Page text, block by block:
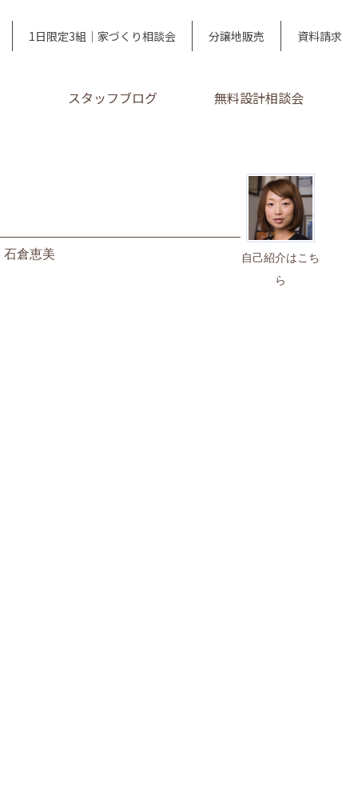
1日限定3組｜家づくり相談会 分譲地販売 資料請求
スタッフブログ 無料設計相談会
自己紹介はこち
ら
石倉恵美